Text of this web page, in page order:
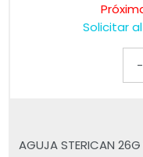
Solicitar
-
AGUJA STERICAN